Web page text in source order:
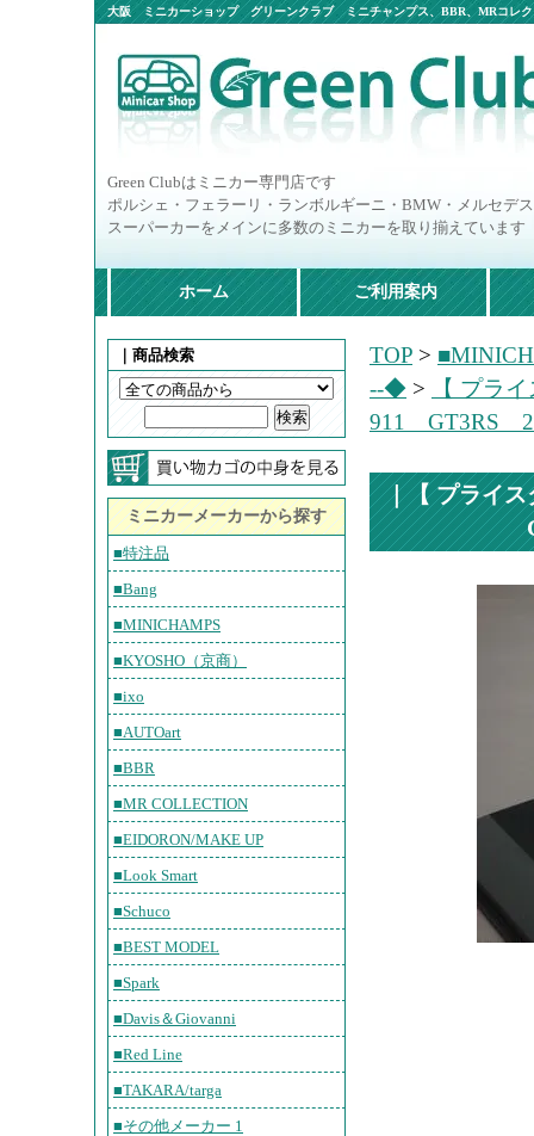
大阪 ミニカーショップ グリーンクラブ ミニチャンプス、BBR、MRコレ
Green Clubはミニカー専門店です
ポルシェ・フェラーリ・ランボルギーニ・BMW・メルセデ
スーパーカーをメインに多数のミニカーを取り揃えています
ホーム ご利用案内
｜商品検索
ミニカーメーカーから探す
■特注品
■Bang
■MINICHAMPS
■KYOSHO（京商）
■ixo
■AUTOart
■BBR
■MR COLLECTION
■EIDORON/MAKE UP
■Look Smart
■Schuco
■BEST MODEL
■Spark
■Davis＆Giovanni
■Red Line
■TAKARA/targa
■その他メーカー 1
TOP >
--◆ >
【 プラ
911 GT3RS
｜【 プライ